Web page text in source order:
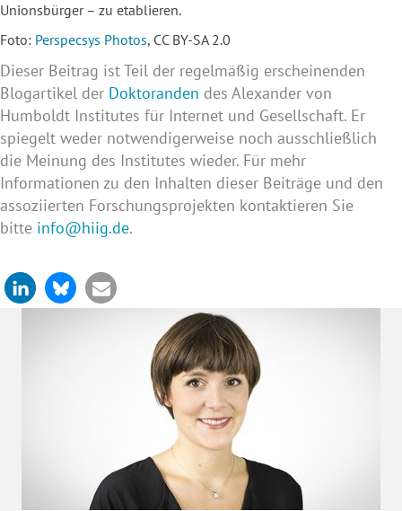
Unionsbürger – zu etablieren.
Foto: Perspecsys Photos, CC BY-SA 2.0
Dieser Beitrag ist Teil der regelmäßig erscheinenden
Blogartikel der Doktoranden des Alexander von
Humboldt Institutes für Internet und Gesellschaft. Er
spiegelt weder notwendigerweise noch ausschließlich
die Meinung des Institutes wieder. Für mehr
Informationen zu den Inhalten dieser Beiträge und den
assoziierten Forschungsprojekten kontaktieren Sie
bitte info@hiig.de.